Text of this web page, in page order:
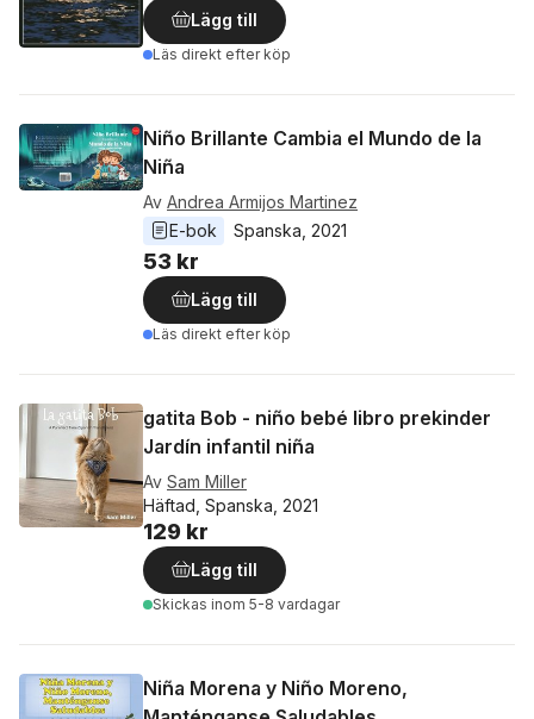
Lägg till
Läs direkt efter köp
Niño Brillante Cambia el Mundo de la
Niña
Av Andrea Armijos Martinez
E-bok
Spanska 2021
53 kr
Lägg till
Läs direkt efter köp
gatita Bob - niño bebé libro prekinder
Jardín infantil niña
Av Sam Miller
Häftad, Spanska, 2021
129 kr
Lägg till
Skickas inom 5-8 vardagar
Niña Morena y Niño Moreno,